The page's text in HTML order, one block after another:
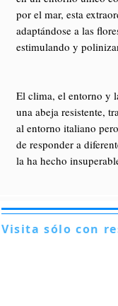
por el mar, esta
adaptándose a las
estimulando y
El clima, el entorno y
una abeja resistente,
al entorno italiano
de responder a
la ha hecho
Visita sólo con